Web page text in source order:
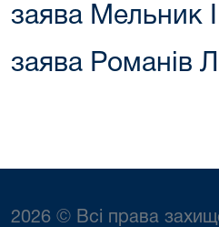
заява Мельник
заява Романів
2026 © Всі права